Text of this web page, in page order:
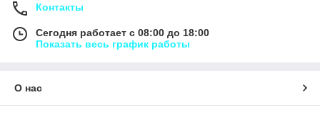
Контакты
Сегодня работает с 08:00 до 18:00
Показать весь график работы
О нас